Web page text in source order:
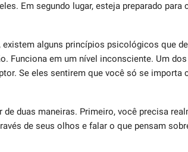
Em segundo lugar, esteja preparado
existem alguns princípios psicológicos que
Funciona em um nível inconsciente. Um
Se eles sentirem que você só se importa
duas maneiras. Primeiro, você precisa
de seus olhos e falar o que pensam